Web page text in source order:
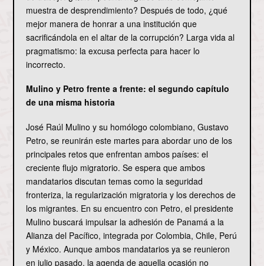
muestra de desprendimiento? Después de todo, ¿qué
mejor manera de honrar a una institución que
sacrificándola en el altar de la corrupción? Larga vida al
pragmatismo: la excusa perfecta para hacer lo
incorrecto.
Mulino y Petro frente a frente: el segundo capítulo
de una misma historia
José Raúl Mulino y su homólogo colombiano, Gustavo
Petro, se reunirán este martes para abordar uno de los
principales retos que enfrentan ambos países: el
creciente flujo migratorio. Se espera que ambos
mandatarios discutan temas como la seguridad
fronteriza, la regularización migratoria y los derechos de
los migrantes. En su encuentro con Petro, el presidente
Mulino buscará impulsar la adhesión de Panamá a la
Alianza del Pacífico, integrada por Colombia, Chile, Perú
y México. Aunque ambos mandatarios ya se reunieron
en julio pasado, la agenda de aquella ocasión no